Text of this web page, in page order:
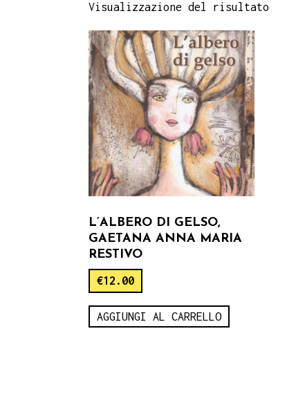
Visualizzazione del risultato
L’ALBERO DI GELSO,
GAETANA ANNA MARIA
RESTIVO
€12.00
AGGIUNGI AL CARRELLO